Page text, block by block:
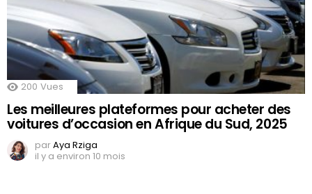
200 Vues
Les meilleures plateformes pour acheter des
voitures d’occasion en Afrique du Sud, 2025
parAya Rziga
il y a environ 10 mois